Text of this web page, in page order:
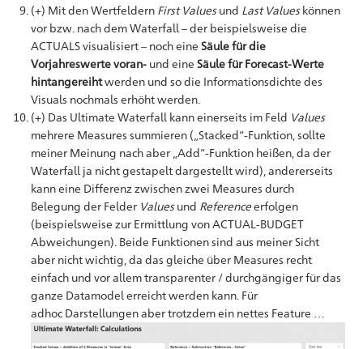
(+) Mit den Wertfeldern First Valuesund Last Valueskönnen
vor bzw. nach dem Waterfall – der beispielsweise die
ACTUALS visualisiert – noch eineSäule für die
Vorjahreswerte voran- und eine Säule für Forecast-Werte
hintangereihtwerden und so die Informationsdichte des
Visuals nochmals erhöht werden.
(+) Das Ultimate Waterfall kann einerseits im Feld Values
mehrere Measures summieren („Stacked“-Funktion, sollte
meiner Meinung nach aber „Add“-Funktion heißen, da der
Waterfall ja nicht gestapelt dargestellt wird), andererseits
kann eine Differenz zwischen zwei Measures durch
Belegung der Felder Valuesund Referenceerfolgen
(beispielsweise zur Ermittlung von ACTUAL-BUDGET
Abweichungen). Beide Funktionen sind aus meiner Sicht
aber nicht wichtig, da das gleiche über Measures recht
einfach und vor allem transparenter / durchgängiger für das
ganze Datamodel erreicht werden kann. Für
adhoc Darstellungen aber trotzdem ein nettes Feature …